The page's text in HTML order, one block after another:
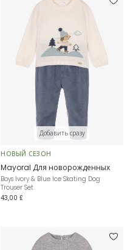
Добавить сразу
НОВЫЙ СЕЗОН
Mayoral Для новорожденных
Boys Ivory & Blue Ice Skating Dog
Trouser Set
43,00 £